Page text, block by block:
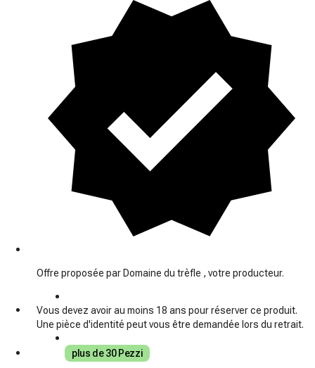
Offre proposée par Domaine du trèfle , votre producteur.
Vous devez avoir au moins 18 ans pour réserver ce produit.
Une pièce d'identité peut vous être demandée lors du retrait.
plus de 30 Pezzi